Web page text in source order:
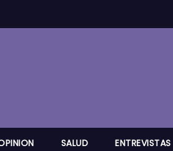
SALUD ENTREVISTAS